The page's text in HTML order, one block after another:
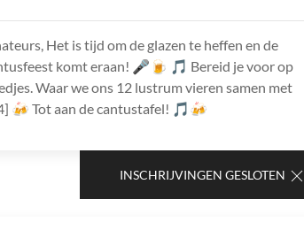
Het is tijd om de glazen te heffen en de
komt eraan! 🎤🍺 🎵 Bereid je voor op
Waar we ons 12 lustrum vieren samen met
🍻 Tot aan de cantustafel! 🎵🍻
INSCHRIJVINGEN GESLOTEN